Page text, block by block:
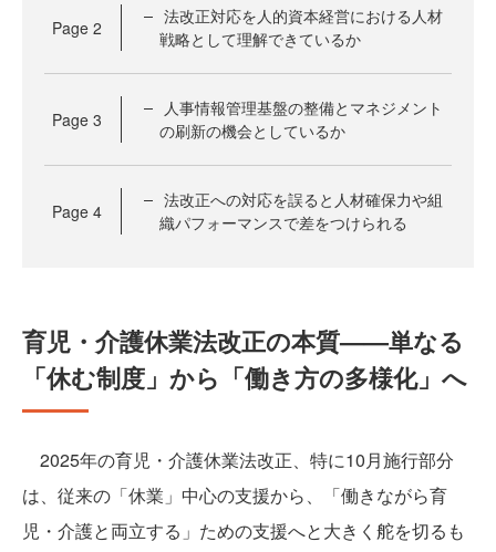
Page 2
法改正対応を人的資本経営における人材
戦略として理解できているか
Page 3
人事情報管理基盤の整備とマネジメント
の刷新の機会としているか
Page 4
法改正への対応を誤ると人材確保力や組
織パフォーマンスで差をつけられる
育児・介護休業法改正の本質——単なる
「休む制度」から「働き方の多様化」へ
2025年の育児・介護休業法改正、特に10月施行部分
は、従来の「休業」中心の支援から、「働きながら育
児・介護と両立する」ための支援へと大きく舵を切るも